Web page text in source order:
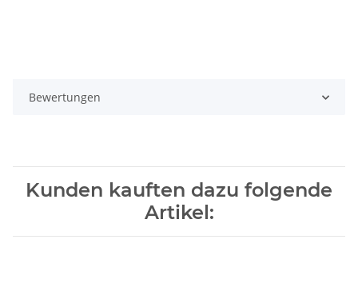
Bewertungen
Kunden kauften dazu folgende
Artikel: